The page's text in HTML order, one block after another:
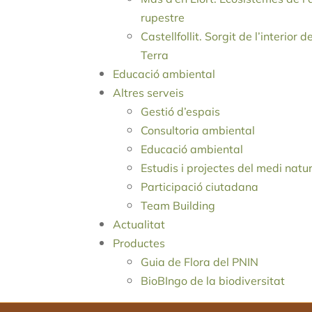
rupestre
Castellfollit. Sorgit de l’interior
Terra
Educació ambiental
Altres serveis
Gestió d’espais
Consultoria ambiental
Educació ambiental
Estudis i projectes del medi
Participació ciutadana
Team Building
Actualitat
Productes
Guia de Flora del PNIN
BioBIngo de la biodiversitat